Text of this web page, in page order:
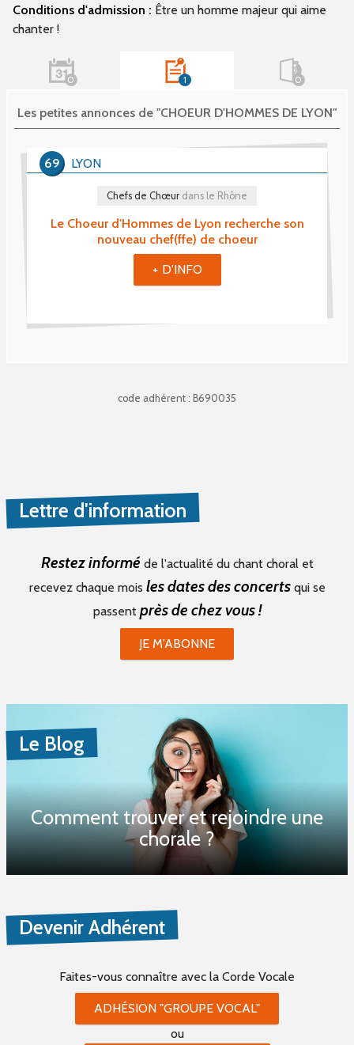
Conditions d'admission : Être un homme majeur qui aime
chanter !
0 1
Les petites annonces de "CHOEUR D'HOMMES DE LYON"
Le Choeur d'Hommes de Lyon recherche son
nouveau chef(ffe) de choeur
Chefs de Chœur dans le Rhône
LYON
69
+ D'INFO
0
code adhérent : B690035
Lettre d'information
Restez informé de l'actualité du chant choral et
recevez chaque mois les dates des concertsqui se
passent près de chez vous !
JE M'ABONNE
Le Blog
Comment trouver et rejoindre une
chorale ?
Devenir Adhérent
Faites-vous connaître avec la Corde Vocale
ADHÉSION "GROUPE VOCAL"
ou